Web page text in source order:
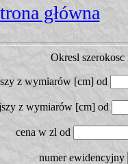
główna
Okresl
z wymiarów [cm] od
z wymiarów [cm] od
cena w zl od
numer ewidencyjny